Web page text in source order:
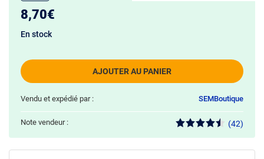
8,70€
AJOUTER AU PANIER
En stock
Vendu et expédié par : SEMBoutique
Note vendeur : (42)